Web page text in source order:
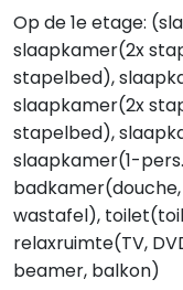
Op de 1e etage:
slaapkamer(2x
stapelbed),
slaapkamer(2x
stapelbed),
slaapkamer(1-
wastafel),
relaxruimte(TV,
beamer, balkon)